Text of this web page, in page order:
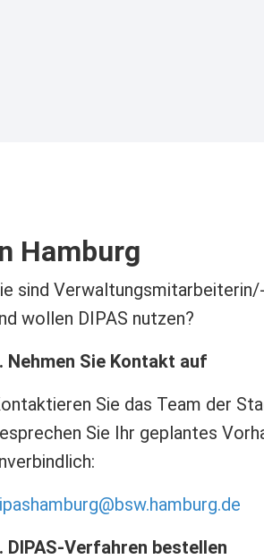
Hamburg
sind
wollen DIPAS nutzen?
Nehmen Sie Kontakt auf
Sie das Team der
Sie Ihr geplantes
DIPAS-Verfahren bestellen